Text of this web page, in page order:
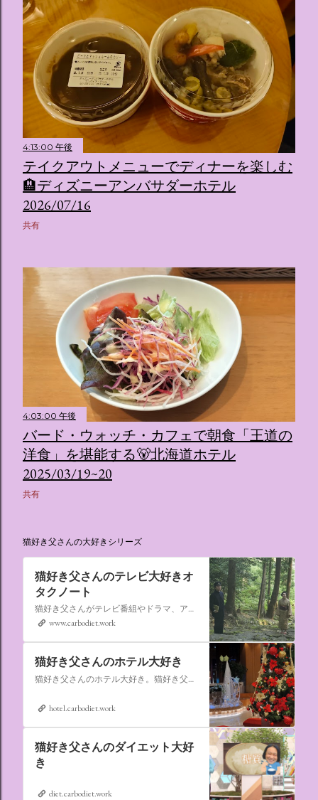
4:13:00 午後
テイクアウトメニューでディナーを楽しむ
🏨ディズニーアンバサダーホテル
2026/07/16
共有
4:03:00 午後
バード・ウォッチ・カフェで朝食「王道の
洋食」を堪能する🐻北海道ホテル
2025/03/19~20
共有
猫好き父さんの大好きシリーズ
猫好き父さんのテレビ大好きオ
タクノート
猫好き父さんがテレビ番組やドラマ、アニメ、特撮ヒーロー,そしてダイエットについて書いたブログです。
www.carbodiet.work
猫好き父さんのホテル大好き
猫好き父さんのホテル大好き。猫好き父さんが宿泊したホテルの情報を徒然なるままに書いていきます。
hotel.carbodiet.work
猫好き父さんのダイエット大好
き
diet.carbodiet.work